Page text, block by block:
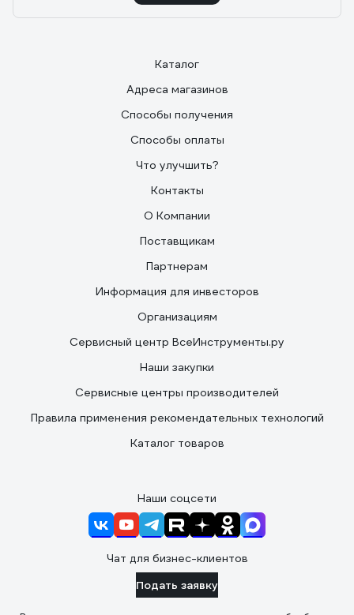
Каталог
Адреса магазинов
Способы получения
Способы оплаты
Что улучшить?
Контакты
О Компании
Поставщикам
Партнерам
Информация для инвесторов
Организациям
Сервисный центр ВсеИнструменты.ру
Наши закупки
Сервисные центры производителей
Правила применения рекомендательных технологий
Каталог товаров
Наши соцсети
Чат для бизнес-клиентов
Подать заявку